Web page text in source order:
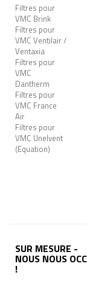
Filtres pour
VMC Brink
Filtres pour
VMC Ventilair /
Ventaxia
Filtres pour
VMC
Dantherm
Filtres pour
VMC France
Air
Filtres pour
VMC Unelvent
(Equation)
SUR MESURE -
NOUS NOUS
!